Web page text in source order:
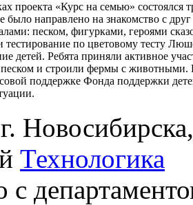
проекта «Курс на семью» состоялся
было направлено на знакомство с
песком, фигурками, героями
тестирование по цветовому тесту
детей. Ребята приняли активное
песком и строили фермы с животными.
поддержке Фонда поддержки
Технологика
с